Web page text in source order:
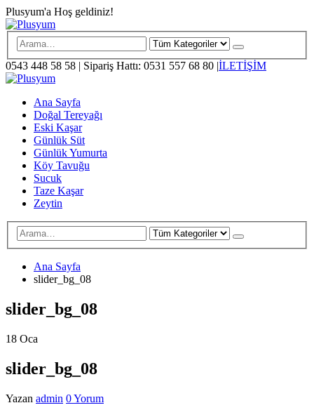
Plusyum'a Hoş geldiniz!
0543 448 58 58 | Sipariş Hattı: 0531 557 68 80 |İLETİŞİM
Ana Sayfa
Doğal Tereyağı
Eski Kaşar
Günlük Süt
Günlük Yumurta
Köy Tavuğu
Sucuk
Taze Kaşar
Zeytin
Ana Sayfa
slider_bg_08
slider_bg_08
18 Oca
slider_bg_08
Yazan admin 0 Yorum